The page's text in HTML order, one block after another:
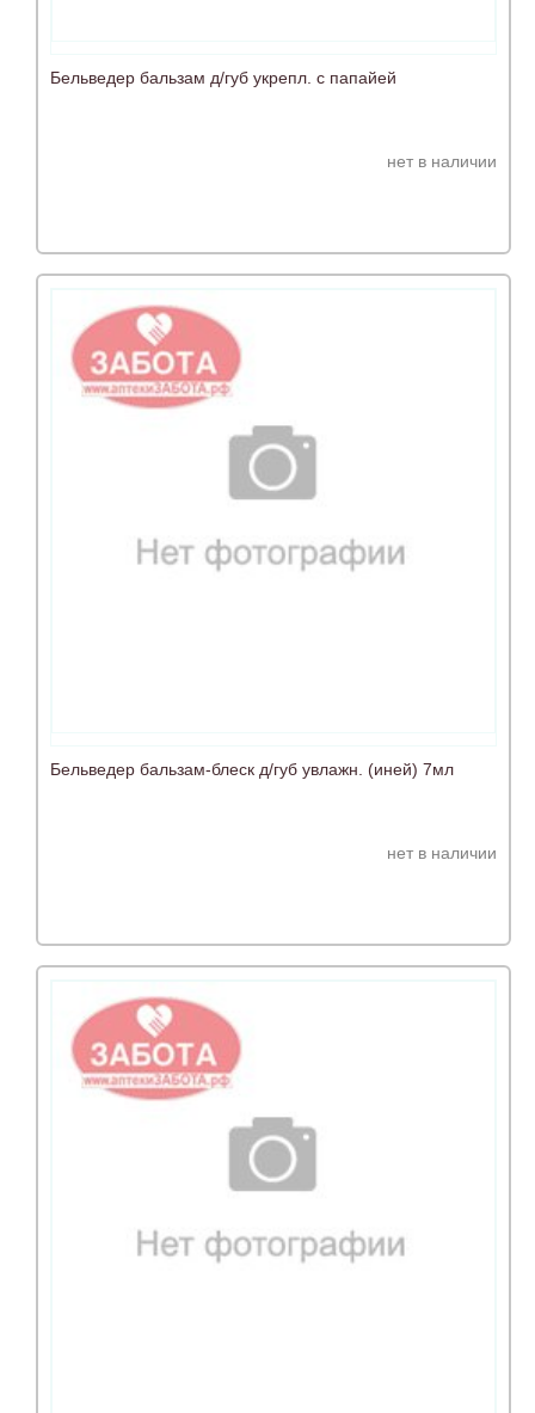
Бельведер бальзам д/губ укрепл. с папайей
нет в наличии
Бельведер бальзам-блеск д/губ увлажн. (иней) 7мл
нет в наличии